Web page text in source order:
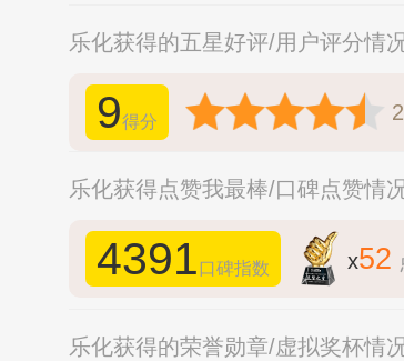
乐化获得的五星好评/用户评分情况
9得分
乐化获得点赞我最棒/口碑点赞情况
4391口碑指数 x52
乐化获得的荣誉勋章/虚拟奖杯情况